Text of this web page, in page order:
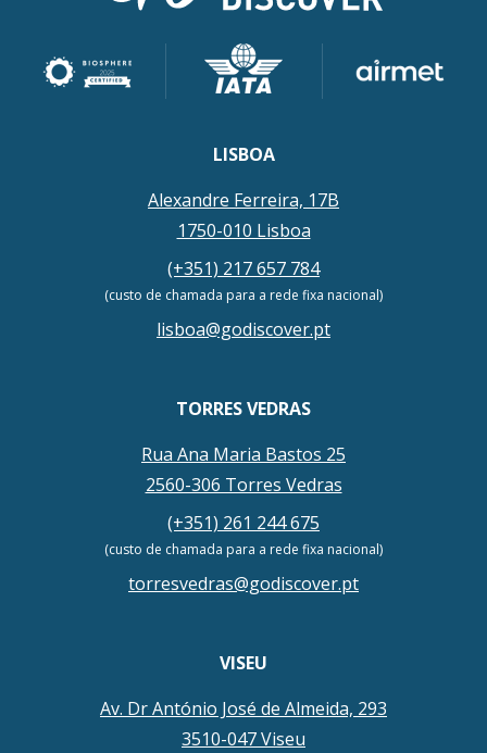
LISBOA
Alexandre Ferreira, 17B
1750-010 Lisboa
(+351) 217 657 784
(custo de chamada para a rede fixa nacional)
lisboa@godiscover.pt
TORRES VEDRAS
Rua Ana Maria Bastos 25
2560-306 Torres Vedras
(+351) 261 244 675
(custo de chamada para a rede fixa nacional)
torresvedras@godiscover.pt
VISEU
Av. Dr António José de Almeida, 293
3510-047 Viseu